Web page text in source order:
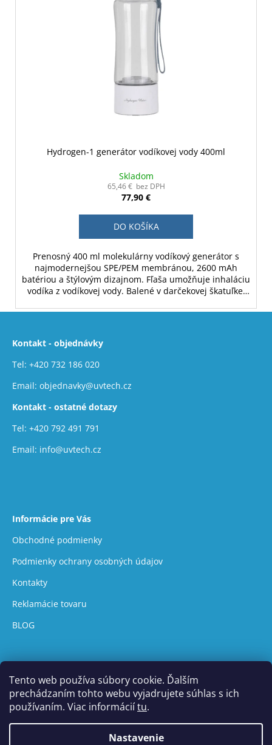
Tento web používa súbory cookie. Ďalším
prechádzaním tohto webu vyjadrujete súhlas s ich
používaním. Viac informáciítu.
Nastavenie
Hydrogen-1 generátor vodíkovej vody 400ml
Skladom
65,46 € bez DPH
77,90 €
DO KOŠÍKA
Prenosný 400 ml molekulárny vodíkový generátor s
najmodernejšou SPE/PEM membránou, 2600 mAh
batériou a štýlovým dizajnom. Fľaša umožňuje inhaláciu
vodíka z vodíkovej vody. Balené v darčekovej škatuľke.
Z
Kontakt - objednávky
Tel: +420 732 186 020
Email: objednavky@uvtech.cz
Kontakt - ostatné dotazy
Tel: +420 792 491 791
Email: info@uvtech.cz
Informácie pre Vás
Obchodné podmienky
Podmienky ochrany osobných údajov
Kontakty
Reklamácie tovaru
BLOG
Vytvoril Shoptet
UVtech. Všetky práva vyhradené.